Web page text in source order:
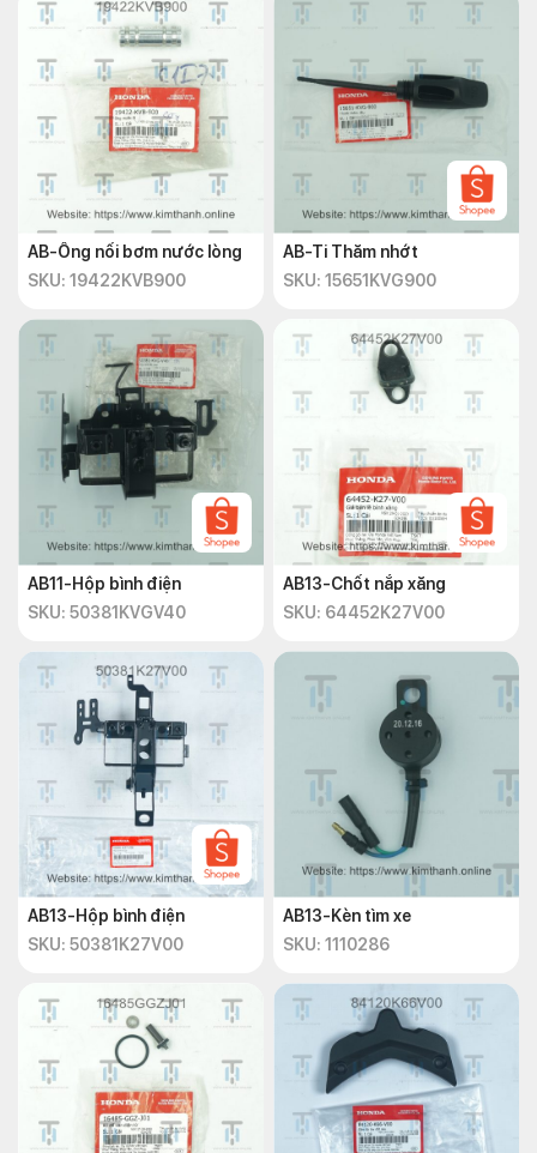
AB-Ống nối bơm nước lòng
SKU: 19422KVB900
AB-Ti Thăm nhớt
SKU: 15651KVG900
AB11-Hộp bình điện
SKU: 50381KVGV40
AB13-Chốt nắp xăng
SKU: 64452K27V00
AB13-Hộp bình điện
SKU: 50381K27V00
AB13-Kèn tìm xe
SKU: 1110286